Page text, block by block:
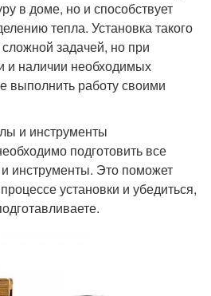
в доме, но и способствует
тепла. Установка такого
задачей, но при
и наличии необходимых
выполнить работу своими
и инструменты
подготовить все
инструменты. Это поможет
установки и убедиться,